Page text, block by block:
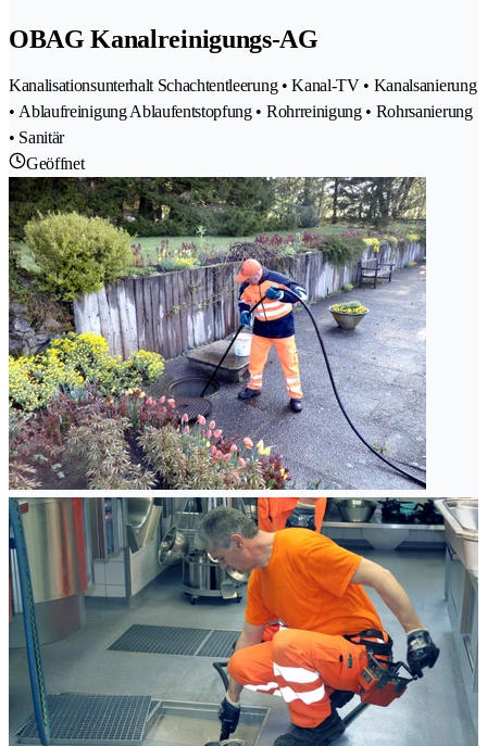
OBAG Kanalreinigungs-AG
Kanalisationsunterhalt Schachtentleerung • Kanal-TV • Kanalsanierung
• Ablaufreinigung Ablaufentstopfung • Rohrreinigung • Rohrsanierung
• Sanitär
Geöffnet